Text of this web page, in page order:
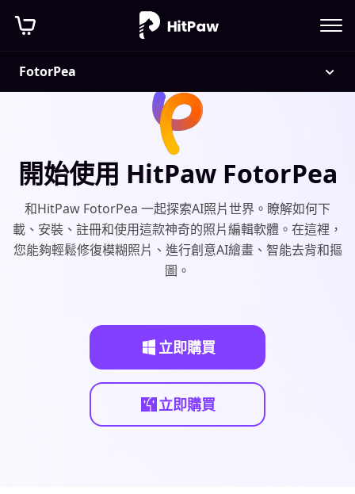
FotorPea
開始使用 HitPaw FotorPea
和HitPaw FotorPea 一起探索AI照片世界。瞭解如何下
載、安裝、註冊和使用這款神奇的照片編輯軟體。在這裡，
您能夠輕鬆修復模糊照片、進行創意AI繪畫、智能去背和摳
圖。
立即購買
立即購買